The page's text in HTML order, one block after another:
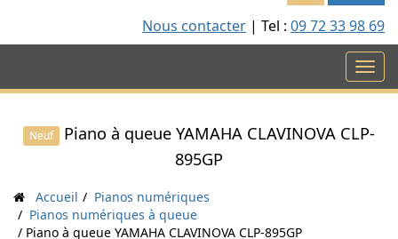
Nous contacter | Tel : 09 72 33 98 69
Neuf
Piano à queue YAMAHA CLAVINOVA CLP-
895GP
Accueil
Pianos numériques
Pianos numériques à queue
Piano à queue YAMAHA CLAVINOVA CLP-895GP